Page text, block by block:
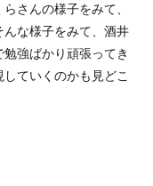
さんの様子をみて、
な様子をみて、酒井
強ばかり頑張ってき
ていくのかも見どこ